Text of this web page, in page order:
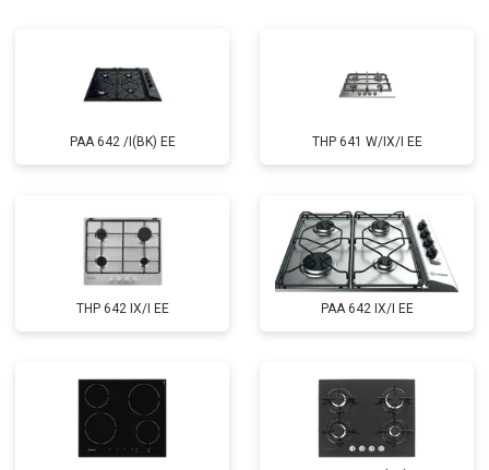
PAA 642 /I(BK) EE THP 641 W/IX/I EE
THP 642 IX/I EE PAA 642 IX/I EE